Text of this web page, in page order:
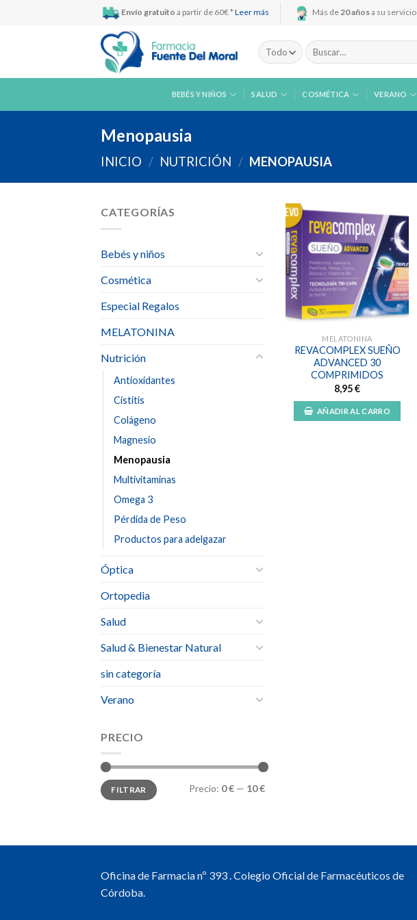
Envío gratuito a partir de 60€ * Leer más Más de20 añosa su servicio
Buscar
por:
BEBÉS Y NIÑOS SALUD COSMÉTICA VERANO
Menopausia
INICIO / NUTRICIÓN / MENOPAUSIA
CATEGORÍAS
Bebés y niños
Cosmética
Especial Regalos
MELATONINA
Nutrición
Antioxidantes
Cistitis
Colágeno
Magnesio
Menopausia
Multivitaminas
Omega 3
Pérdida de Peso
Productos para adelgazar
Óptica
Ortopedia
Salud
Salud & Bienestar Natural
sin categoría
Verano
PRECIO
Precio
mínimo
Precio
máximo
FILTRAR Precio: 0 € — 10 €
Añadir
a la
lista de
deseos
MELATONINA
REVACOMPLEX SUEÑO
ADVANCED 30
COMPRIMIDOS
8,95€
AÑADIR AL CARRO
Oficina de Farmacia nº 393 . Colegio Oficial de Farmacéuticos de
Córdoba.